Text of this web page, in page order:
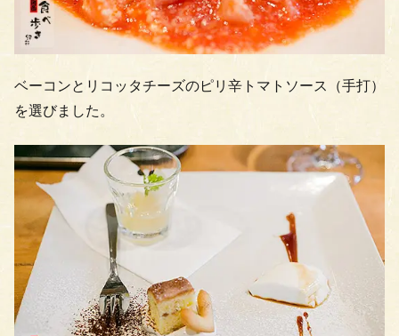
ベーコンとリコッタチーズのピリ辛トマトソース（手打）
を選びました。